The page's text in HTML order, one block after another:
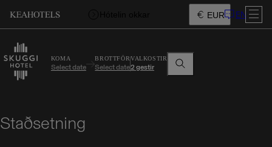
EUR EN
KOMA
Select date
BROTTFÖR
Select date
VALKOSTIR
2 gestir
Staðsetning